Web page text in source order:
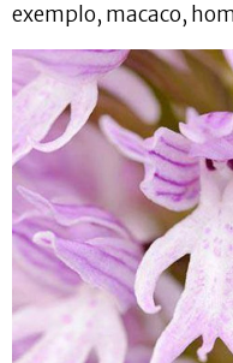
exemplo, macaco,